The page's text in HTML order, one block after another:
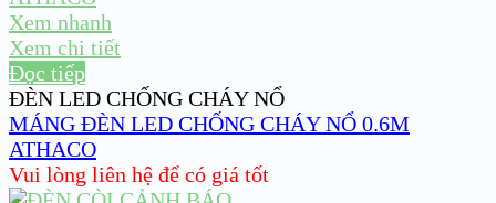
Xem nhanh
Xem chi tiết
Đọc tiếp
ĐÈN LED CHỐNG CHÁY NỔ
MÁNG ĐÈN LED CHỐNG CHÁY NỔ 0.6M
ATHACO
Vui lòng liên hệ để có giá tốt